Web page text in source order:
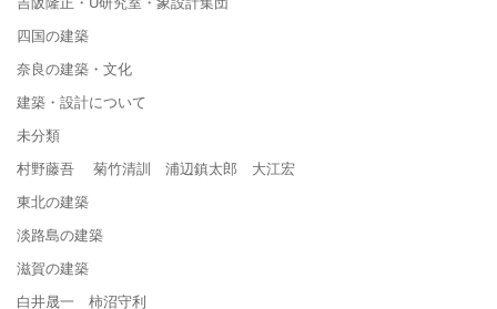
四国の建築
奈良の建築・文化
建築・設計について
未分類
村野藤吾 菊竹清訓 浦辺鎮太郎 大江宏
東北の建築
淡路島の建築
滋賀の建築
白井晟一 柿沼守利